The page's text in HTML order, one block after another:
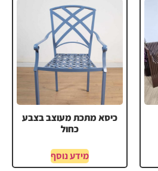
כיסא מתכת מעוצב בצבע
כחול
מידע נוסף